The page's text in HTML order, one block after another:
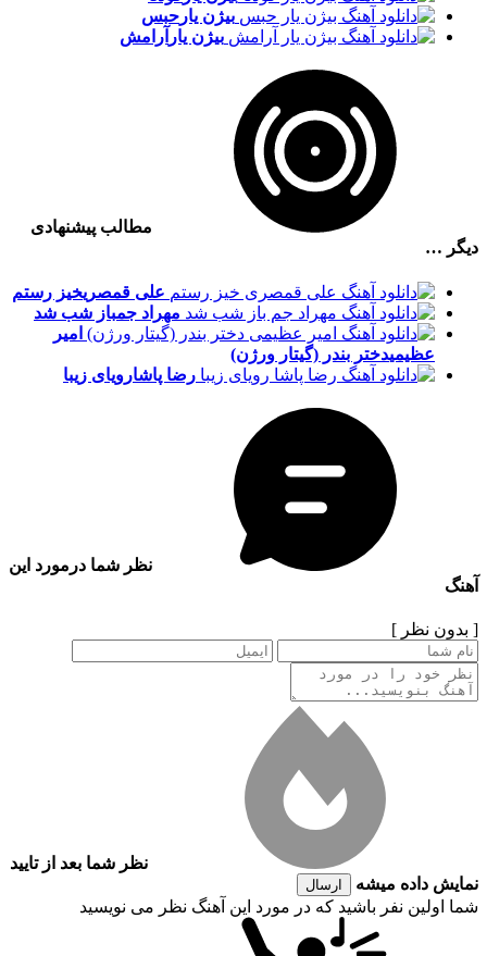
بیژن یار حبس
بیژن یار آرامش
مطالب پیشنهادی
دیگر …
علی قمصریخیز رستم
مهراد جمباز شب شد
امیر
عظیمیدختر بندر (گیتار ورژن)
رضا پاشارویای زیبا
نظر شما درمورد این
آهنگ
[ بدون نظر ]
نظر شما بعد از تایید
نمایش داده میشه
ارسال
شما اولین نفر باشید که در مورد این آهنگ نظر می نویسید